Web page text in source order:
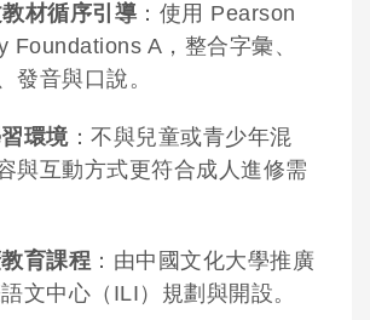
材循序引導 ：使用 Pearson
Foundations A，整合字彙、
發音與口說。
環境：不與兒童或青少年混
與互動方式更符合成人進修需
育課程 ：由中國文化大學推廣
文中心（ILI）規劃與開設。